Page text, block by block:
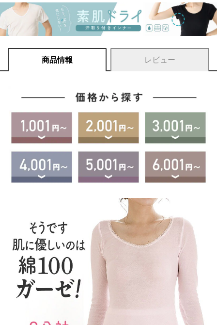
商品情報 レビュー